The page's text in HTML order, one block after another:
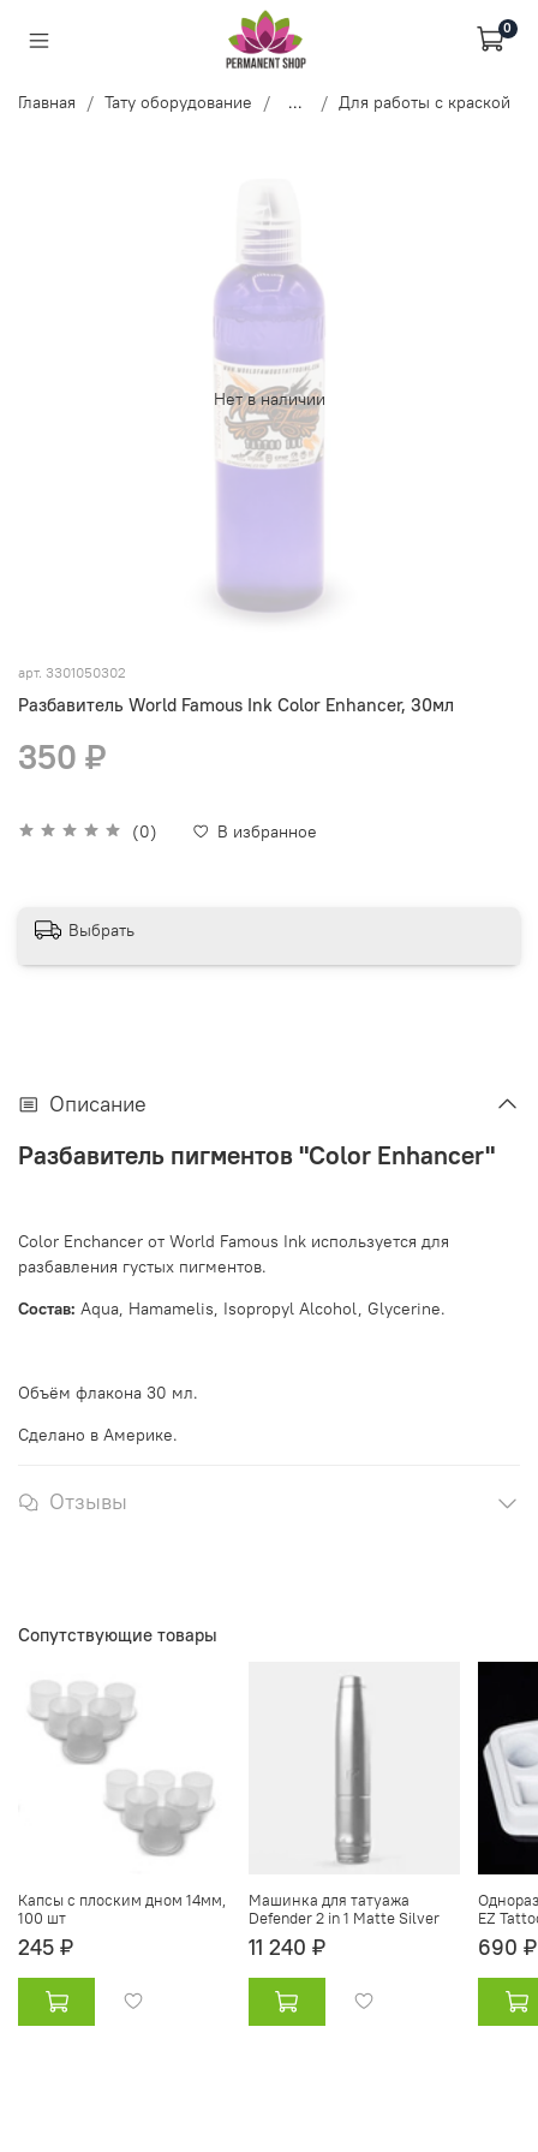
0
Главная Тату оборудование ... Для работы с краской
Нет в наличии
арт. 3301050302
Разбавитель World Famous Ink Color Enhancer, 30мл
(0) В избранное
350 ₽
Выбрать
Описание
Разбавитель пигментов "Color Enhancer"
Color Enchancer от World Famous Ink используется для
разбавления густых пигментов.
Состав: Aqua, Hamamelis, Isopropyl Alcohol, Glycerine.
Объём флакона 30 мл.
Сделано в Америке.
Отзывы
Сопутствующие товары
Капсы с плоским дном 14мм,
100 шт
245 ₽
Машинка для татуажа
Defender 2 in 1 Matte Silver
11 240 ₽
EZ
690 ₽